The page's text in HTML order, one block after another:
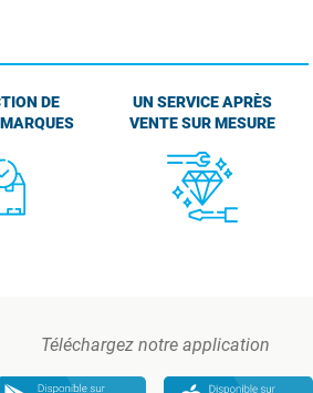
DE
UN SERVICE APRÈS
VENTE SUR MESURE
Téléchargez notre application